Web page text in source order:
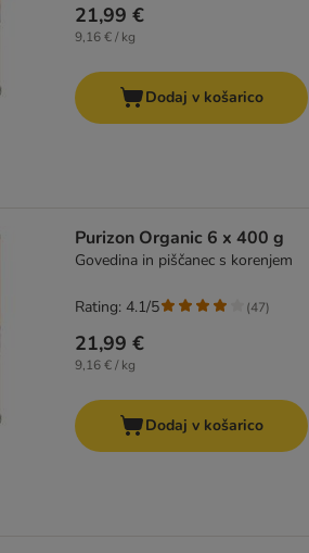
21,99 €
9,16 € / kg
Dodaj v košarico
Purizon Organic 6 x 400 g
Govedina in piščanec s korenjem
21,99 €
9,16 € / kg
Rating: 4.1/5 (47)
Dodaj v košarico